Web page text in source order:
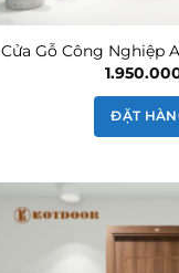
Cửa Gỗ Công Nghiệp
ĐẶT